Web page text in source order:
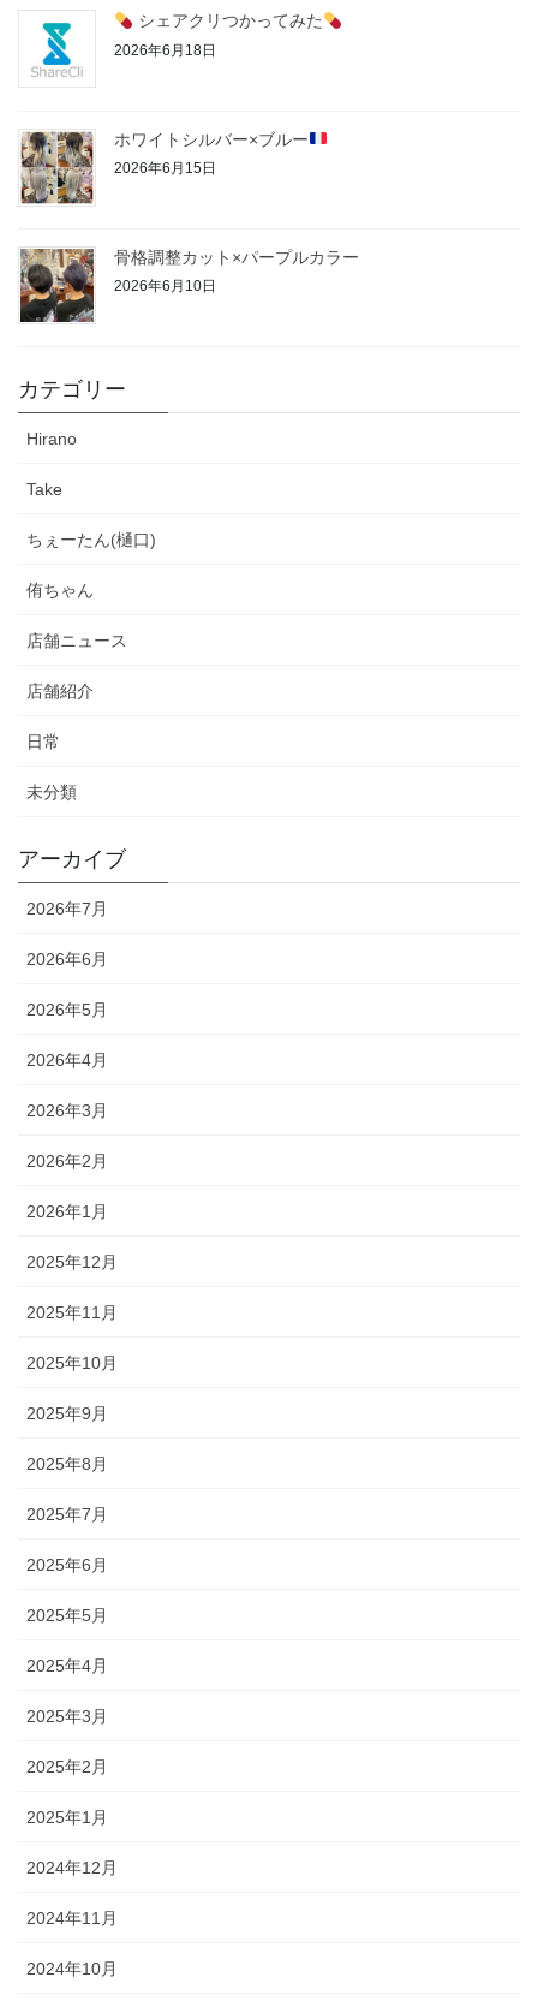
シェアクリつかってみた
2026年6月18日
ホワイトシルバー×ブルー
2026年6月15日
骨格調整カット×パープルカラー
2026年6月10日
カテゴリー
Hirano
Take
ちぇーたん(樋口)
侑ちゃん
店舗ニュース
店舗紹介
日常
未分類
アーカイブ
2026年7月
2026年6月
2026年5月
2026年4月
2026年3月
2026年2月
2026年1月
2025年12月
2025年11月
2025年10月
2025年9月
2025年8月
2025年7月
2025年6月
2025年5月
2025年4月
2025年3月
2025年2月
2025年1月
2024年12月
2024年11月
2024年10月